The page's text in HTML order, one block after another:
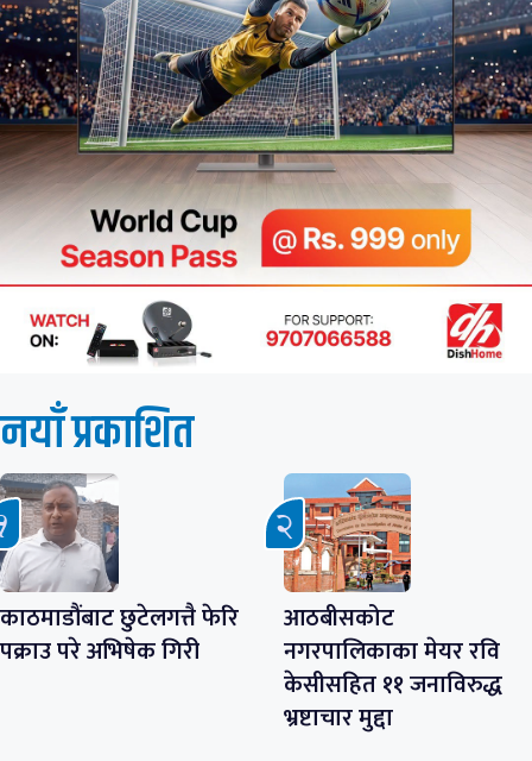
नयाँ प्रकाशित
काठमाडौंबाट छुटेलगत्तै फेरि
पक्राउ परे अभिषेक गिरी
आठबीसकोट
नगरपालिकाका मेयर रवि
केसीसहित ११ जनाविरुद्ध
भ्रष्टाचार मुद्दा